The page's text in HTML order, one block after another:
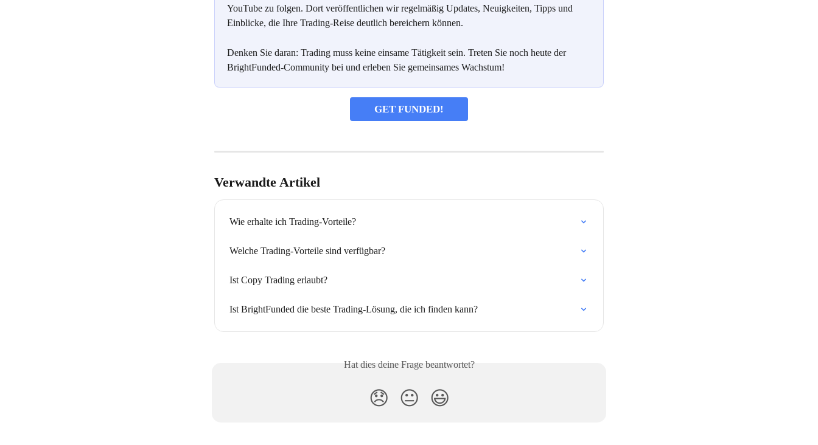
YouTube zu folgen. Dort veröffentlichen wir regelmäßig Updates, Neuigkeiten, Tipps und
Einblicke, die Ihre Trading-Reise deutlich bereichern können.
Denken Sie daran: Trading muss keine einsame Tätigkeit sein. Treten Sie noch heute der
BrightFunded-Community bei und erleben Sie gemeinsames Wachstum!
GET FUNDED!
Verwandte Artikel
Wie erhalte ich Trading-Vorteile?
Welche Trading-Vorteile sind verfügbar?
Ist Copy Trading erlaubt?
Ist BrightFunded die beste Trading-Lösung, die ich finden kann?
Hat dies deine Frage beantwortet?
😞 😐 😃